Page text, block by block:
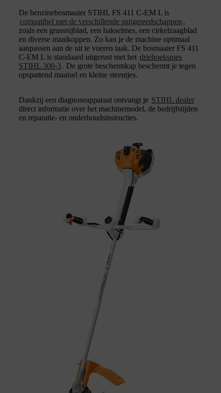
De benzinebosmaaier STIHL FS 411 C-EM L is
compatibel met de verschillende snijgereedschappen ,
zoals een grassnijblad, een hakselmes, een cirkelzaagblad
en diverse maaikoppen. Zo kan je de machine optimaal
aanpassen aan de uit te voeren taak. De bosmaaier FS 411
C-EM L is standaard uitgerust met het driehoeksmes
STIHL 300-3 . De grote beschermkap beschermt je tegen
opspattend maaisel en kleine steentjes.
Dankzij een diagnoseapparaat ontvangt je STIHL dealer
direct informatie over het machinemodel, de bedrijfstijden
en reparatie- en onderhoudsinstructies.